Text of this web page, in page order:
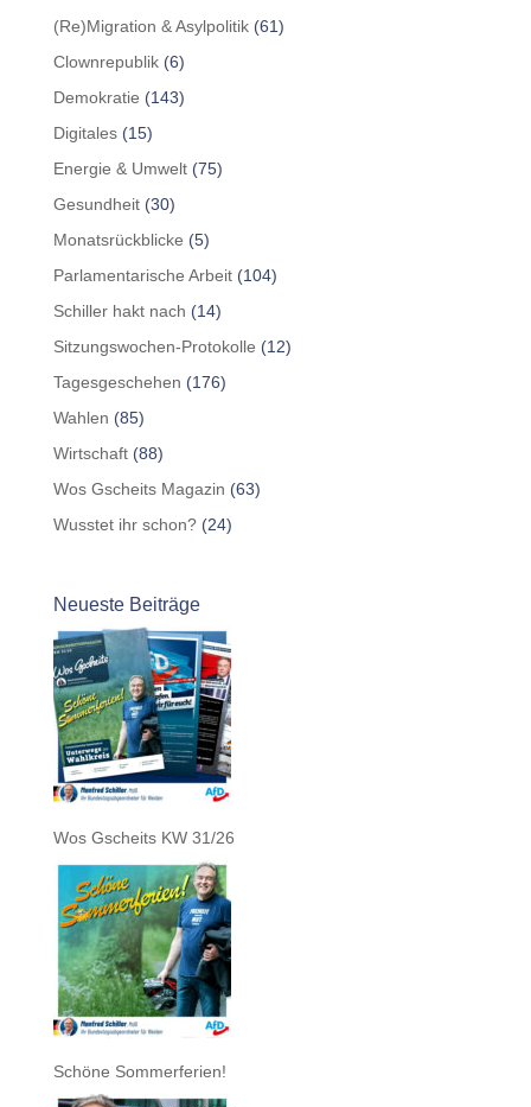
(Re)Migration & Asylpolitik(61)
Clownrepublik(6)
Demokratie (143)
Digitales(15)
Energie & Umwelt(75)
Gesundheit(30)
Monatsrückblicke (5)
Parlamentarische Arbeit(104)
Schiller hakt nach (14)
Sitzungswochen-Protokolle (12)
Tagesgeschehen (176)
Wahlen (85)
Wirtschaft(88)
Wos Gscheits Magazin (63)
Wusstet ihr schon?(24)
Neueste Beiträge
Wos Gscheits KW 31/26
Schöne Sommerferien!